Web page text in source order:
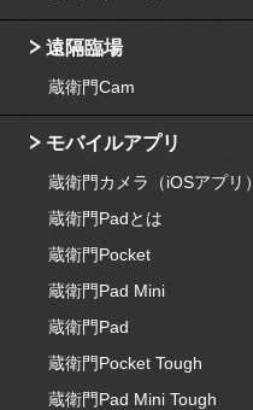
遠隔臨場
蔵衛門Cam
モバイルアプリ
蔵衛門カメラ（iOSアプリ）
蔵衛門Padとは
蔵衛門Pocket
蔵衛門Pad Mini
蔵衛門Pad
蔵衛門Pocket Tough
蔵衛門Pad Mini Tough